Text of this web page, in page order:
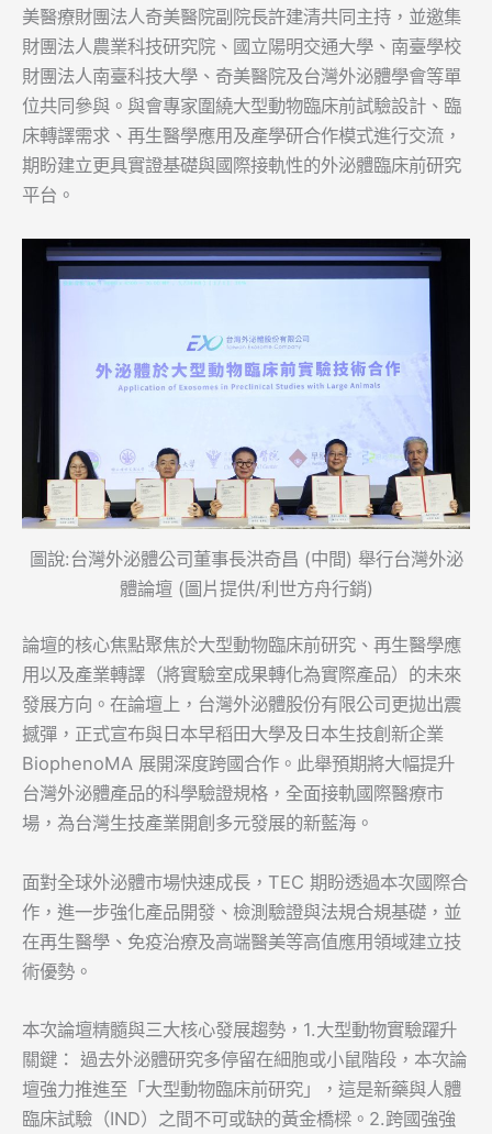
美醫療財團法人奇美醫院副院長許建清共同主持，並邀集
財團法人農業科技研究院、國立陽明交通大學、南臺學校
財團法人南臺科技大學、奇美醫院及台灣外泌體學會等單
位共同參與。與會專家圍繞大型動物臨床前試驗設計、臨
床轉譯需求、再生醫學應用及產學研合作模式進行交流，
期盼建立更具實證基礎與國際接軌性的外泌體臨床前研究
平台。
圖說:台灣外泌體公司董事長洪奇昌 (中間) 舉行台灣外泌
體論壇 (圖片提供/利世方舟行銷)
​論壇的核心焦點聚焦於大型動物臨床前研究、再生醫學應
用以及產業轉譯（將實驗室成果轉化為實際產品）的未來
發展方向。在論壇上，台灣外泌體股份有限公司更拋出震
撼彈，正式宣布與日本早稻田大學及日本生技創新企業
BiophenoMA 展開深度跨國合作。此舉預期將大幅提升
台灣外泌體產品的科學驗證規格，全面接軌國際醫療市
場，為台灣生技產業開創多元發展的新藍海。
面對全球外泌體市場快速成長，TEC 期盼透過本次國際合
作，進一步強化產品開發、檢測驗證與法規合規基礎，並
在再生醫學、免疫治療及高端醫美等高值應用領域建立技
術優勢。
本次論壇精髓與三大核心發展趨勢，1.大型動物實驗躍升
關鍵： 過去外泌體研究多停留在細胞或小鼠階段，本次論
壇強力推進至「大型動物臨床前研究」，這是新藥與人體
臨床試驗（IND）之間不可或缺的黃金橋樑。2.跨國強強